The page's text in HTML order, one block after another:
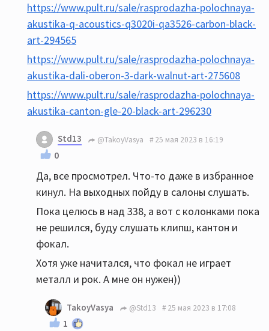
https://www.pult.ru/sale/rasprodazha-polochnaya-
akustika-q-acoustics-q3020i-qa3526-carbon-black-
art-294565
https://www.pult.ru/sale/rasprodazha-polochnaya-
akustika-dali-oberon-3-dark-walnut-art-275608
https://www.pult.ru/sale/rasprodazha-polochnaya-
akustika-canton-gle-20-black-art-296230
Std13 @TakoyVasya 25 мая 2023 в 16:19
0
Да, все просмотрел. Что-то даже в избранное
кинул. На выходных пойду в салоны слушать.
Пока целюсь в над 338, а вот с колонками пока
не решился, буду слушать клипш, кантон и
фокал.
Хотя уже начитался, что фокал не играет
металл и рок. А мне он нужен))
TakoyVasya @Std13 25 мая 2023 в 17:08
1